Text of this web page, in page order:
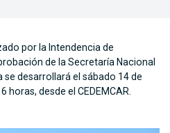
por la Intendencia de
de la Secretaría Nacional
desarrollará el sábado 14 de
desde el CEDEMCAR.